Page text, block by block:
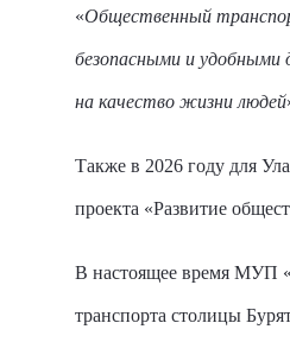
«Общественный
безопасными и
на качество жизни людей
Также в 2026 году для
проекта «Развитие
В настоящее время МУП
транспорта столицы